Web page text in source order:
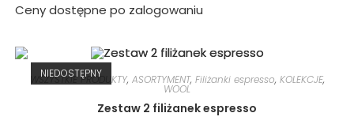
Ceny dostępne po zalogowaniu
NIEDOSTĘPNY
WSZYSTKIE PRODUKTY, ASORTYMENT, Filiżanki espresso, KOLEKCJE,
WOOL
Zestaw 2 filiżanek espresso